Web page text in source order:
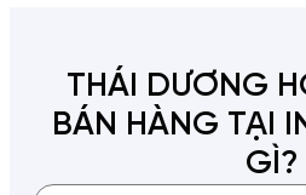
THÁI DƯƠNG
BÁN HÀNG TẠI
GÌ?